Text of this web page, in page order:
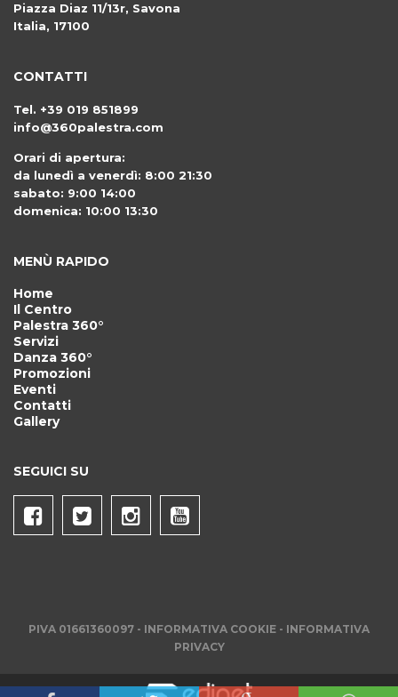
Piazza Diaz 11/13r, Savona
Italia, 17100
CONTATTI
Tel. +39 019 851899
info@360palestra.com
Orari di apertura:
da lunedì a venerdì: 8:00 21:30
sabato: 9:00 14:00
domenica: 10:00 13:30
MENÙ RAPIDO
Home
Il Centro
Palestra 360°
Servizi
Danza 360°
Promozioni
Eventi
Contatti
Gallery
SEGUICI SU
PIVA 01661360097 - INFORMATIVA COOKIE - INFORMATIVA
PRIVACY